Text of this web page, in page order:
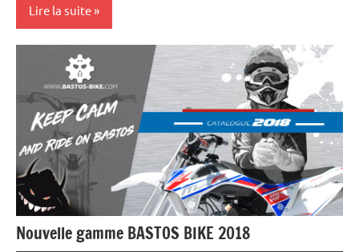
Lire la suite
marques
Tests
et
essais
Nouvelle gamme BASTOS BIKE 2018